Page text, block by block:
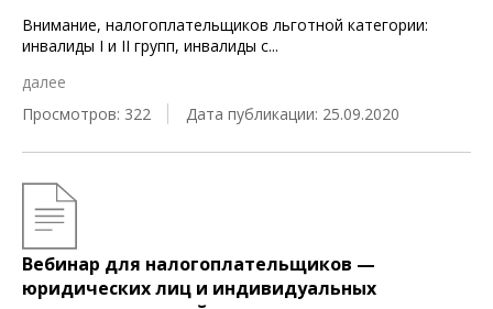
Внимание, налогоплательщиков льготной категории:
инвалиды I и II групп, инвалиды с...
далее
Просмотров: 322
Дата публикации: 25.09.2020
Вебинар для налогоплательщиков —
юридических лиц и индивидуальных